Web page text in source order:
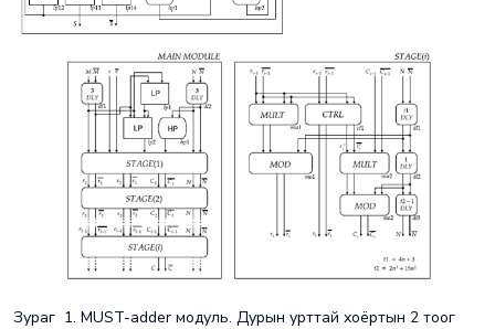
Зураг 1. MUST-adder модуль. Дурын урттай хоёртын 2 тоог